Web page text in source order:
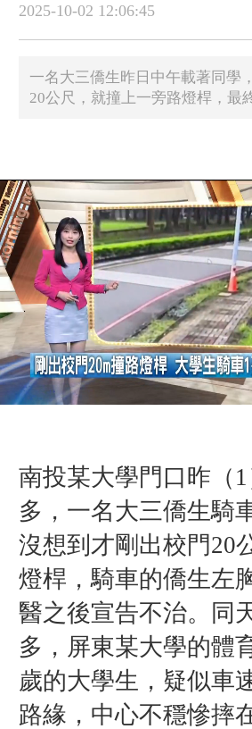
2025-10-02 12:06:45
一名大三僑生昨日中午載著同學
20公尺，就撞上一旁路燈桿，最
南投某大學門口昨（ 1
多，一名大三僑生騎
沒想到才剛出校門20
燈桿，騎車的僑生左
醫之後宣告不治。同
多，屏東某大學的體
歲的大學生，疑似車
路緣，中心不穩慘摔